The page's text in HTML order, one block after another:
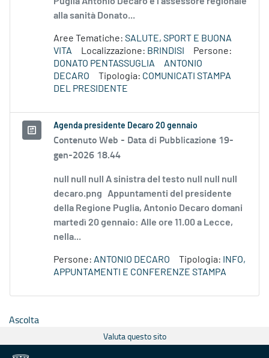
alla sanità Donato...
Aree Tematiche: SALUTE, SPORT E BUONA
VITA
Localizzazione: BRINDISI
Persone:
DONATO PENTASSUGLIA
ANTONIO
DECARO
Tipologia: COMUNICATI STAMPA
DEL PRESIDENTE
Agenda presidente Decaro 20 gennaio
Contenuto Web - Data di Pubblicazione 19-
gen-2026 18.44
null null null A sinistra del testo null null null
decaro.png Appuntamenti del presidente
della Regione Puglia, Antonio Decaro domani
martedì 20 gennaio: Alle ore 11.00 a Lecce,
nella...
Persone: ANTONIO DECARO Tipologia:
INFO,
APPUNTAMENTI E CONFERENZE STAMPA
Ascolta
Valuta questo sito